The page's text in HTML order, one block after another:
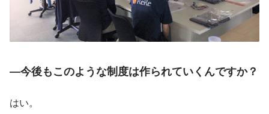
―今後もこのような制度は作られていくんですか？
はい。